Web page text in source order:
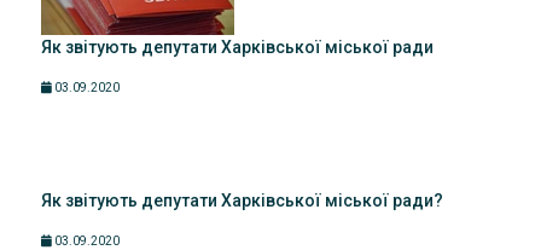
Як звітують депутати Харківської міської ради
03.09.2020
Як звітують депутати Харківської міської ради?
03.09.2020